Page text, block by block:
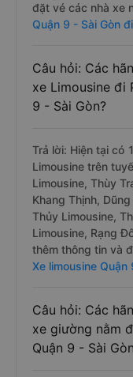
đặt vé các nhà xe
Quận 9 - Sài Gòn
Câu hỏi: Các
xe Limousine đi
9 - Sài Gòn?
Trả lời: Hiện tại có
Limousine trên
Limousine, Thùy
Khang Thịnh,
Thủy Limousine,
Limousine, Rạng
thêm thông tin và
Xe limousine
Câu hỏi: Các
xe giường nằm
Quận 9 - Sài